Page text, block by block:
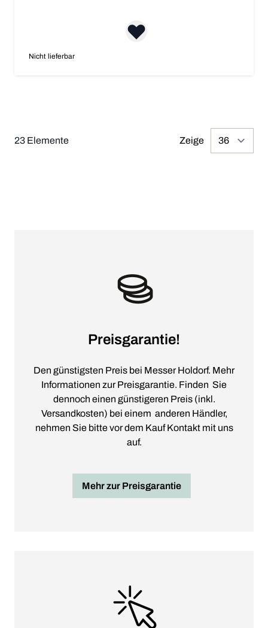
Nicht lieferbar
23 Elemente Zeige
Preisgarantie!
Den günstigsten Preis bei Messer Holdorf. Mehr
Informationen zur Preisgarantie. Finden Sie
dennoch einen günstigeren Preis (inkl.
Versandkosten) bei einem anderen Händler,
nehmen Sie bitte vor dem Kauf Kontakt mit uns
auf.
Mehr zur Preisgarantie